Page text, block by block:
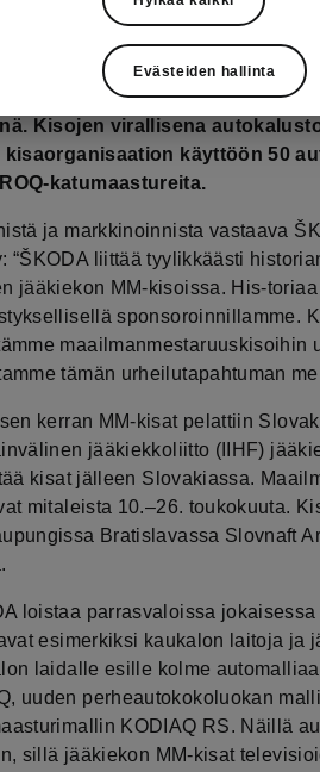
kertaa käyttää kisa-
ŠKODA tuo esille kattavasti
Kisojen virallisena
kisaorganisaation käyttöön 50
katumaastureita.
ja markkinoinnista vastaava
“ŠKODA liittää tyylikkäästi
jääkiekon MM-kisoissa. His-
sponsoroinnillamme.
maailmanmestaruuskisoihin
tämän urheilutapahtuman
kerran MM-kisat pelattiin
jääkiekkoliitto (IIHF)
kisat jälleen Slovakiassa.
mitaleista 10.‒26. toukokuuta.
Bratislavassa Slovnaft
loistaa parrasvaloissa
esimerkiksi kaukalon laitoja ja
laidalle esille kolme
uuden perheautokokoluokan
KODIAQ RS. Näillä
sillä jääkiekon MM-kisat
Evästeiden hallinta